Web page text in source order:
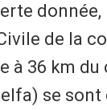
de la
à 36 km
se sont